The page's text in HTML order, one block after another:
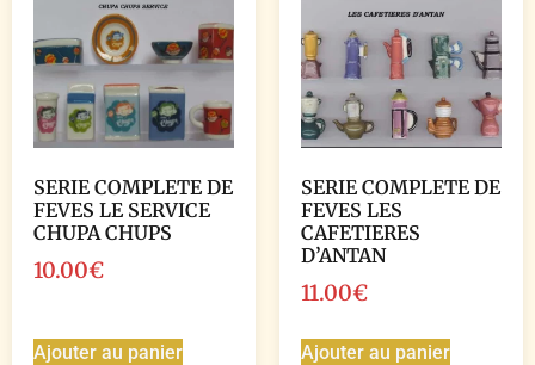
SERIE COMPLETE DE
FEVES LE SERVICE
CHUPA CHUPS
10.00€
Ajouter au panier
SERIE COMPLETE DE
FEVES LES
CAFETIERES
D’ANTAN
11.00€
Ajouter au panier